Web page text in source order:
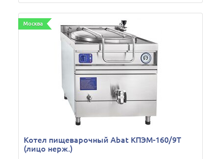
Москва
Котел пищеварочный Abat КПЭМ-160/9Т
(лицо нерж.)